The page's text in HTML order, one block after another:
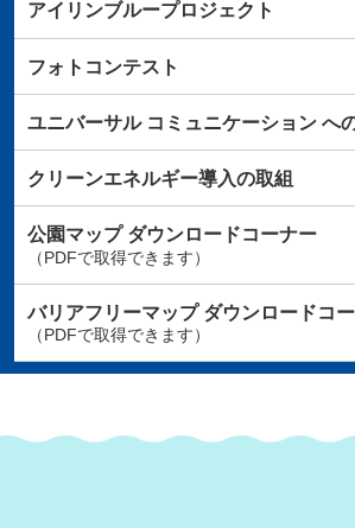
アイリンブループロジェクト
フォトコンテスト
ユニバーサルコミュニケーションへ
クリーンエネルギー導入の取組
公園マップダウンロードコーナー
（PDFで取得できます）
バリアフリーマップダウンロードコ
（PDFで取得できます）